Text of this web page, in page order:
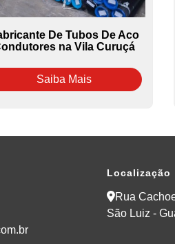
De Tubos De Aco
na Vila Curuçá
Saiba Mais
Localização
Rua
São Luiz -